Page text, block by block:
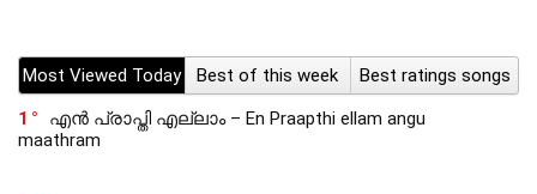
Most Viewed Today Best of this week
Best ratings songs
1
എൻ പ്രാപ്തി എല്ലാം – En Praapthi ellam angu
maathram